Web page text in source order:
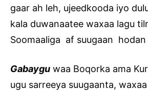
gaar ah leh, ujeedkooda iyo
kala duwanaatee waxaa lagu
Soomaaliga af suugaan hodan
Gabaygu waa Boqorka ama
ugu sarreeya suugaanta,